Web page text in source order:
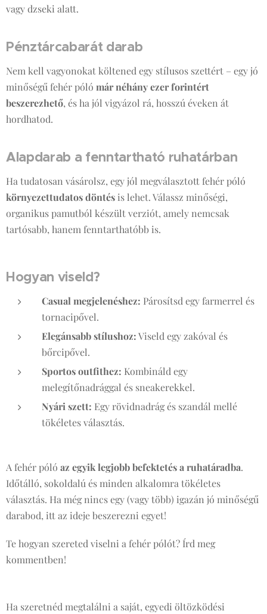
vagy dzseki alatt.
Pénztárcabarát darab
Nem kell vagyonokat költened egy stílusos szettért – egy jó
minőségű fehér póló már néhány ezer forintért
beszerezhető, és ha jól vigyázol rá, hosszú éveken át
hordhatod.
Alapdarab a fenntartható ruhatárban
Ha tudatosan vásárolsz, egy jól megválasztott fehér póló
környezettudatos döntés is lehet. Válassz minőségi,
organikus pamutból készült verziót, amely nemcsak
tartósabb, hanem fenntarthatóbb is.
Hogyan viseld?
Casual megjelenéshez: Párosítsd egy farmerrel és
tornacipővel.
Elegánsabb stílushoz:Viseld egy zakóval és
bőrcipővel.
Sportos outfithez: Kombináld egy
melegítőnadrággal és sneakerekkel.
Nyári szett: Egy rövidnadrág és szandál mellé
tökéletes választás.
A fehér póló az egyik legjobb befektetés a ruhatáradba.
Időtálló, sokoldalú és minden alkalomra tökéletes
választás. Ha még nincs egy (vagy több) igazán jó minőségű
darabod, itt az ideje beszerezni egyet!
Te hogyan szereted viselni a fehér pólót? Írd meg
kommentben! 👕✨
Ha szeretnéd megtalálni a saját, egyedi öltözködési